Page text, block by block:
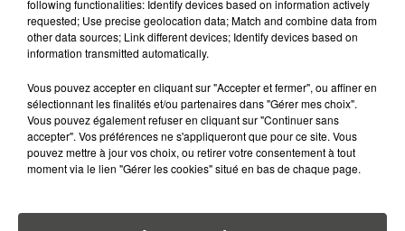
RETROUVEZ TOUTE L'ACTU DE LA RÉGION ET
RECEVEZ LES ALERTES INFOS DE LA RÉDACTION
EN TÉLÉCHARGEANT L'APPLICATION MOBILE
RCA
RCA
following functionalities: Identify devices based on information actively
requested; Use precise geolocation data; Match and combine data from
other data sources; Link different devices; Identify devices based on
information transmitted automatically.
Vous pouvez accepter en cliquant sur "Accepter et fermer", ou affiner en
sélectionnant les finalités et/ou partenaires dans "Gérer mes choix".
Vous pouvez également refuser en cliquant sur "Continuer sans
accepter". Vos préférences ne s'appliqueront que pour ce site. Vous
pouvez mettre à jour vos choix, ou retirer votre consentement à tout
moment via le lien "Gérer les cookies" situé en bas de chaque page.